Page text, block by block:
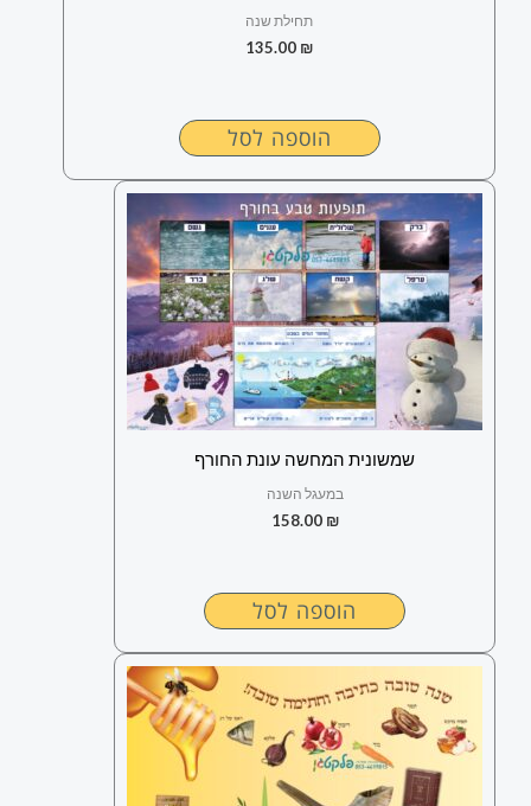
תחילת שנה
135.00 ₪
הוספה לסל
שמשונית המחשה עונת החורף
במעגל השנה
158.00 ₪
הוספה לסל